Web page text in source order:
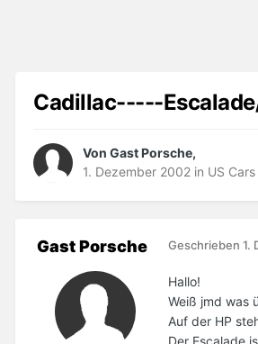
Cadillac-----
Von Gast Porsche,
1. Dezember 2002 in US
Gast Porsche Geschrieben 1.
Hallo!
Weiß jmd was
Auf der HP